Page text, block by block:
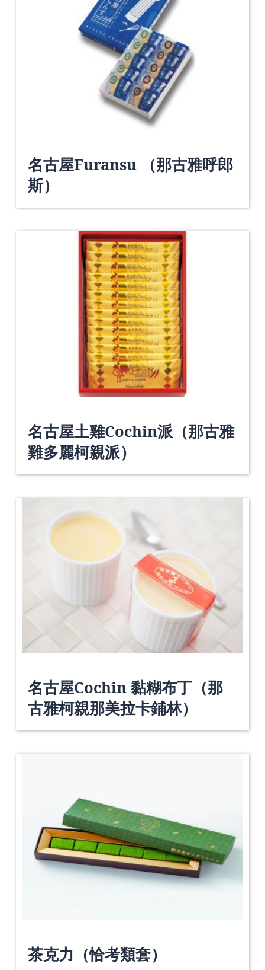
名古屋Furansu （那古雅呼郎
斯）
名古屋土雞Cochin派（那古雅
雞多麗柯親派）
名古屋Cochin 黏糊布丁（那
古雅柯親那美拉卡鋪林）
茶克力（恰考類套）